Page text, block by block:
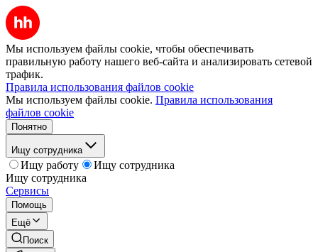
Мы используем файлы cookie, чтобы обеспечивать
правильную работу нашего веб-сайта и анализировать сетевой
трафик.
Правила использования файлов cookie
Мы используем файлы cookie. Правила использования
файлов cookie
Понятно
Ищу сотрудника
Ищу работу
Ищу сотрудника
Ищу сотрудника
Сервисы
Помощь
Ещё
Поиск